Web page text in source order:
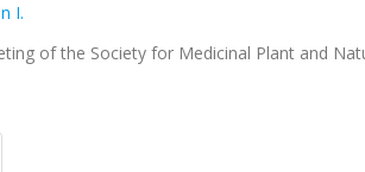
I.
of the Society for Medicinal Plant and